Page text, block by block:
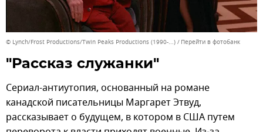
© Lynch/Frost Productions/Twin Peaks Productions (1990-...) Перейти в фотобанк
"Рассказ служанки"
Сериал-антиутопия, основанный на романе
канадской писательницы Маргарет Этвуд,
рассказывает о будущем, в котором в США путем